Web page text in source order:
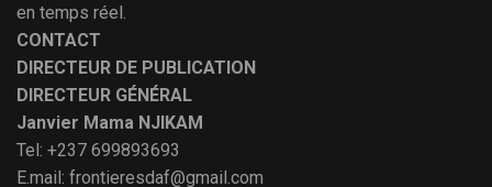
en temps réel.
CONTACT
DIRECTEUR DE PUBLICATION
DIRECTEUR GÉNÉRAL
Janvier Mama NJIKAM
Tel: +237 699893693
E.mail: frontieresdaf@gmail.com